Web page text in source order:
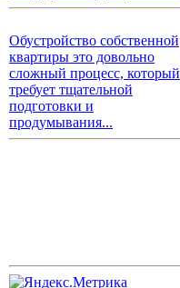
Обустройство собственной
квартиры это довольно
сложный процесс, который
требует тщательной
подготовки и
продумывания...